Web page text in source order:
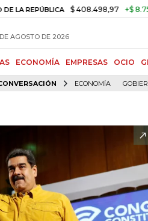
$ 408.498,97 +$ 8.753,81
AGOSTO DE 2026
ECONOMÍA EMPRESAS OCIO
ECONOMÍA